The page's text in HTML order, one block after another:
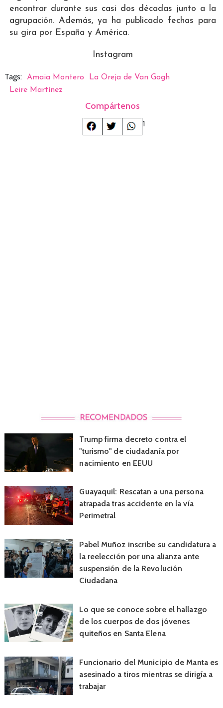
encontrar durante sus casi dos décadas junto a la
agrupación. Además, ya ha publicado fechas para
su gira por España y América.
Instagram
Tags: Amaia Montero
La Oreja de Van Gogh
Leire Martínez
Compártenos
1
Trump firma decreto contra el
"turismo" de ciudadanía por
nacimiento en EEUU
Guayaquil: Rescatan a una persona
atrapada tras accidente en la vía
Perimetral
Pabel Muñoz inscribe su candidatura a
la reelección por una alianza ante
suspensión de la Revolución
Ciudadana
Lo que se conoce sobre el hallazgo
de los cuerpos de dos jóvenes
quiteños en Santa Elena
Funcionario del Municipio de Manta es
asesinado a tiros mientras se dirigía a
trabajar